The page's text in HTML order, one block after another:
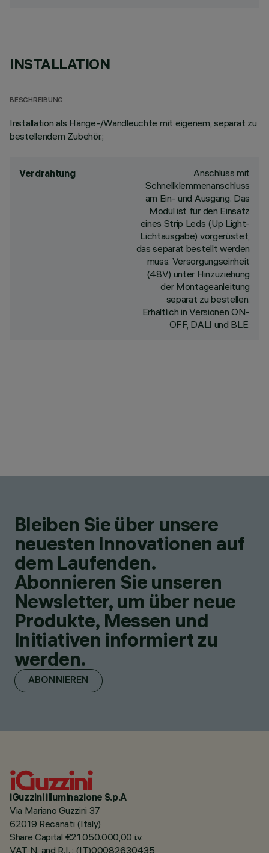
INSTALLATION
BESCHREIBUNG
Installation als Hänge-/Wandleuchte mit eigenem, separat zu
bestellendem Zubehör.;
Verdrahtung
Anschluss mit
Schnellklemmenanschluss
am Ein- und Ausgang. Das
Modul ist für den Einsatz
eines Strip Leds (Up Light-
Lichtausgabe) vorgerüstet,
das separat bestellt werden
muss. Versorgungseinheit
(48V) unter Hinzuziehung
der Montageanleitung
separat zu bestellen.
Erhältlich in Versionen ON-
OFF, DALI und BLE.
Bleiben Sie über unsere
neuesten Innovationen auf
dem Laufenden.
Abonnieren Sie unseren
Newsletter, um über neue
Produkte, Messen und
Initiativen informiert zu
werden.
ABONNIEREN
iGuzzini illuminazione S.p.A
Via Mariano Guzzini 37
62019 Recanati (Italy)
Share Capital €21.050.000,00 i.v.
VAT N. and R.I. : (IT)00082630435